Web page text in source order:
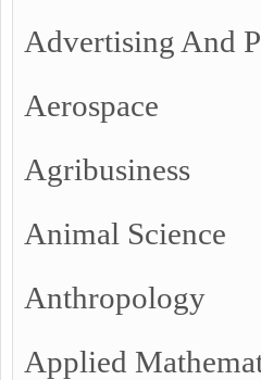
Advertising And
Aerospace
Agribusiness
Animal Science
Anthropology
Applied